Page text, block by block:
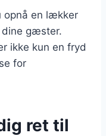
opnå en lækker
dine gæster.
ikke kun en fryd
for
ret til